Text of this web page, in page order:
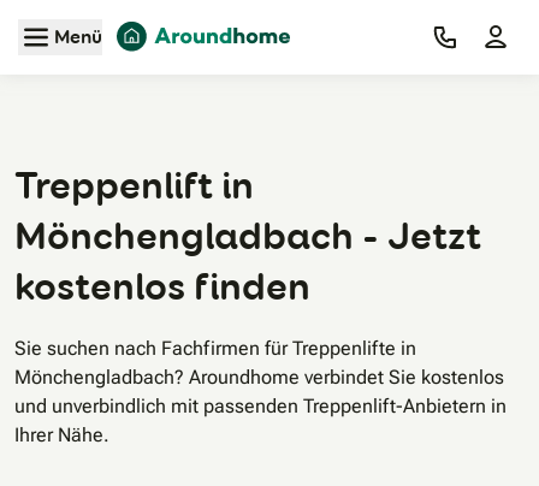
Zum Hauptinhalt
Menü
Treppenlift in
Mönchengladbach - Jetzt
kostenlos finden
Sie suchen nach Fachfirmen für Treppenlifte in
Mönchengladbach? Aroundhome verbindet Sie kostenlos
und unverbindlich mit passenden Treppenlift-Anbietern in
Ihrer Nähe.